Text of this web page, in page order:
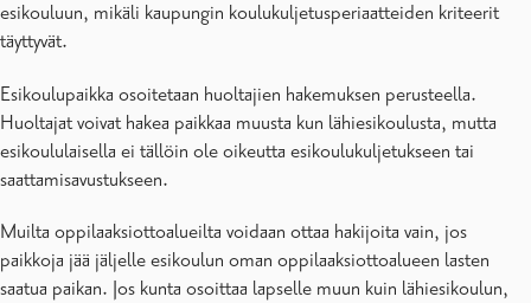
esikouluun, mikäli kaupungin koulukuljetusperiaatteiden kriteerit
täyttyvät.
Esikoulupaikka osoitetaan huoltajien hakemuksen perusteella.
Huoltajat voivat hakea paikkaa muusta kun lähiesikoulusta, mutta
esikoululaisella ei tällöin ole oikeutta esikoulukuljetukseen tai
saattamisavustukseen.
Muilta oppilaaksiottoalueilta voidaan ottaa hakijoita vain, jos
paikkoja jää jäljelle esikoulun oman oppilaaksiottoalueen lasten
saatua paikan. Jos kunta osoittaa lapselle muun kuin lähiesikoulun,